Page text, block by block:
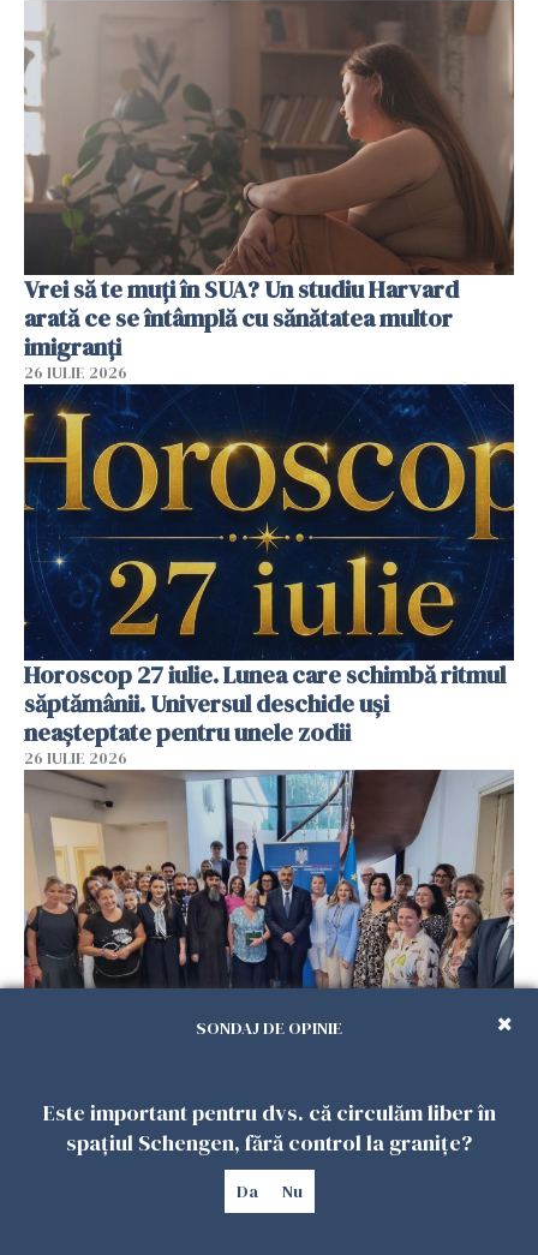
Vrei să te muți în SUA? Un studiu Harvard
arată ce se întâmplă cu sănătatea multor
imigranți
26 IULIE 2026
Horoscop 27 iulie. Lunea care schimbă ritmul
săptămânii. Universul deschide uși
neașteptate pentru unele zodii
26 IULIE 2026
intervenții în doar 24 de ore
26 IULIE 2026
SONDAJ DE OPINIE
Este important pentru dvs. că circulăm liber în
spațiul Schengen, fără control la granițe?
Da Nu